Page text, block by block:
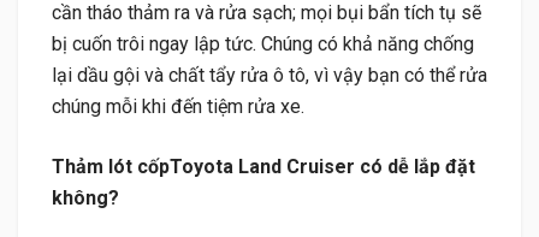
cần tháo thảm ra và rửa sạch; mọi bụi bẩn tích tụ sẽ
bị cuốn trôi ngay lập tức. Chúng có khả năng chống
lại dầu gội và chất tẩy rửa ô tô, vì vậy bạn có thể rửa
chúng mỗi khi đến tiệm rửa xe.
Thảm lót cốpToyota Land Cruiser có dễ lắp đặt
không?